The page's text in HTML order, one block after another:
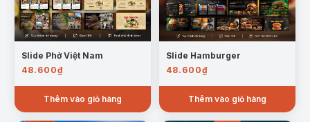
Mẫu trang: Lợi ích sức khỏe của Bún Bò Huế
Slide Phở Việt Nam
48.600₫
Thêm vào giỏ hàng
Slide Hamburger
48.600₫
Thêm vào giỏ hàng